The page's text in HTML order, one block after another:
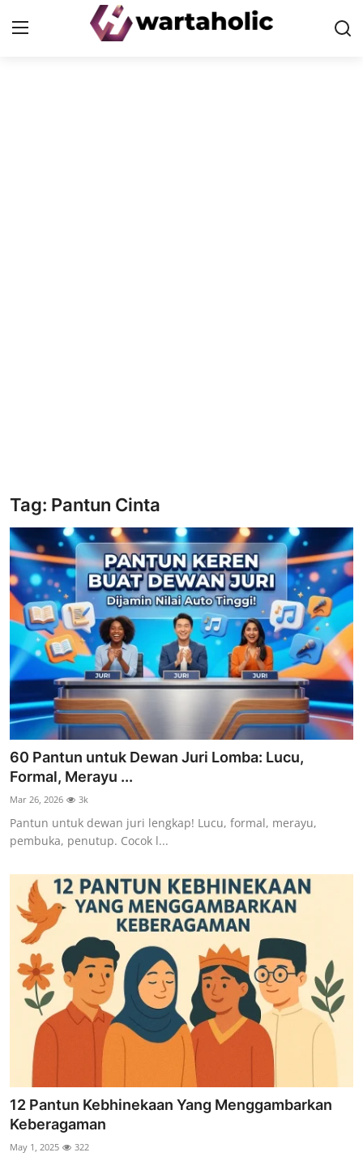
Tag: Pantun Cinta
60 Pantun untuk Dewan Juri Lomba: Lucu,
Formal, Merayu ...
Mar 26, 2026 3k
Pantun untuk dewan juri lengkap! Lucu, formal, merayu,
pembuka, penutup. Cocok l...
12 Pantun Kebhinekaan Yang Menggambarkan
Keberagaman
May 1, 2025 322